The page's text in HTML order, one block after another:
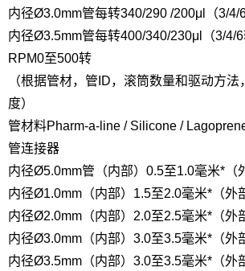
内径Ø3.0mm管每转340/290 /200μl（3/4/6
内径Ø3.5mm管每转400/340/230μl（3/4/6
RPM0至500转
（根据管材，管ID，滚筒数量和驱动方
度）
管材料Pharm-a-line / Silicone /
管连接器
内径Ø5.0mm管（内部） 0.5至1.0毫米*（
内径Ø1.0mm（内部） 1.5至2.0毫米*（外
内径Ø2.0mm（内部） 2.0至2.5毫米*（外
内径Ø3.0mm（内部） 3.0至3.5毫米*（外
内径Ø3.5mm（内部） 3.0至3.5毫米*（外